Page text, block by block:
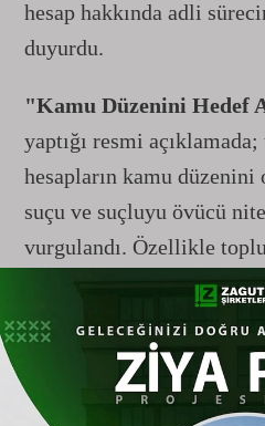
hesap hakkında adli
duyurdu.
"Kamu Düzenini Hedef
yaptığı resmi
hesapların kamu
suçu ve suçluyu övücü
vurgulandı. Özellikle
oluşturmayı amaçlayan
devriyeler tarafından
içerikleri yayanların tek
edildi.